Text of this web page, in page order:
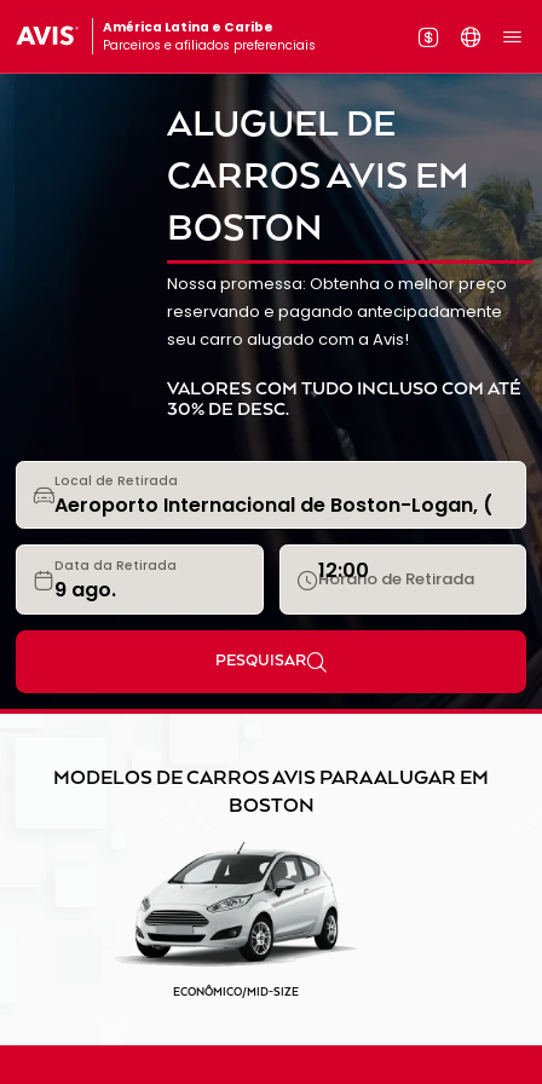
América Latina e Caribe
Parceiros e afiliados preferenciais
ALUGUEL DE
CARROS AVIS EM
BOSTON
Nossa promessa: Obtenha o melhor preço
reservando e pagando antecipadamente
seu carro alugado com a Avis!
VALORES COM TUDO INCLUSO COM ATÉ
30% DE DESC.
Local de Retirada
Data da Retirada
Horário de Retirada
12:00
PESQUISAR
MODELOS DE CARROS AVIS PARA ALUGAR EM
BOSTON
ECONÔMICO/MID-SIZE